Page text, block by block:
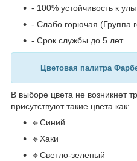
- 100% устойчивость к
- Слабо горючая (Группа
- Срок службы до 5 лет
Цветовая палитра
В выборе цвета не возникнет
присутствуют такие цвета как:
🔹Синий
🔹Хаки
🔹Светло-зеленый